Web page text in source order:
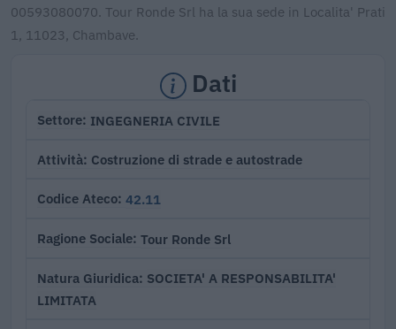
00593080070. Tour Ronde Srl ha la sua sede in Localita' Prati
1, 11023, Chambave.
Dati
Settore INGEGNERIA CIVILE
Attività Costruzione di strade e autostrade
Codice Ateco 42.11
Ragione Sociale Tour Ronde Srl
Natura Giuridica SOCIETA' A RESPONSABILITA'
LIMITATA